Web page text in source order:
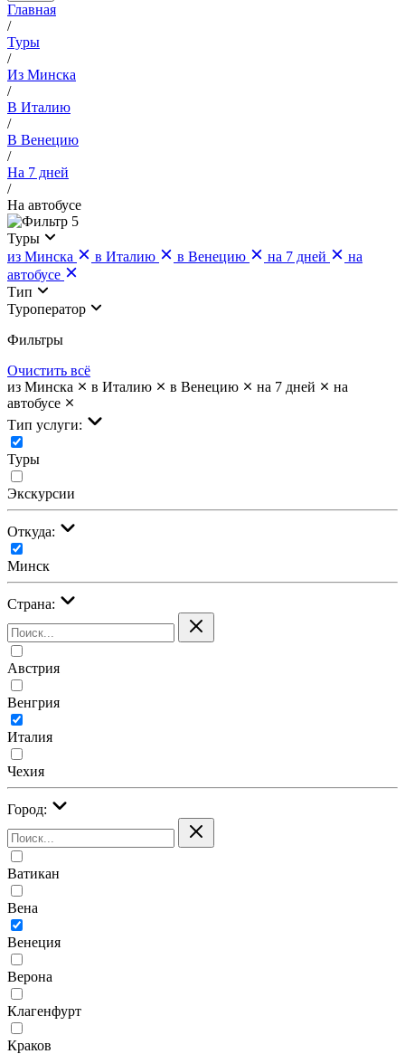
Главная
/
Туры
/
Из Минска
/
В Италию
/
В Венецию
/
На 7 дней
/
На автобусе
5
Туры
из Минска
в Италию в Венецию на 7 дней
на
автобусе
Тип
Туроператор
Фильтры
Очистить всё
из Минска
в Италию в Венецию на 7 дней
на
автобусе
Тип услуги:
Туры
Экскурсии
Откуда:
Минск
Страна:
Австрия
Венгрия
Италия
Чехия
Город:
Ватикан
Вена
Венеция
Верона
Клагенфурт
Краков